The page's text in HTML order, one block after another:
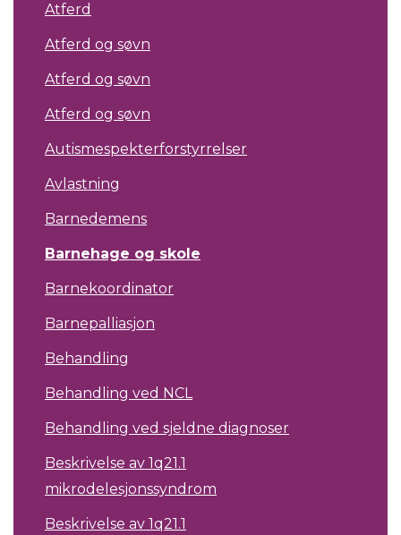
Atferd
Atferd og søvn
Atferd og søvn
Atferd og søvn
Autismespekterforstyrrelser
Avlastning
Barnedemens
Barnehage og skole
Barnekoordinator
Barnepalliasjon
Behandling
Behandling ved NCL
Behandling ved sjeldne diagnoser
Beskrivelse av 1q21.1
mikrodelesjonssyndrom
Beskrivelse av 1q21.1